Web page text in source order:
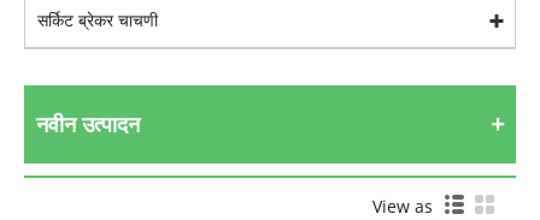
सर्किट ब्रेकर चाचणी
नवीन उत्पादन
View as